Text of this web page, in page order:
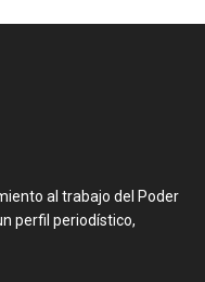
al trabajo del Poder
perfil periodístico,